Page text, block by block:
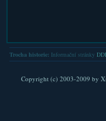
Trocha historie: Informační stránky
Copyright (c) 2003-2009 by